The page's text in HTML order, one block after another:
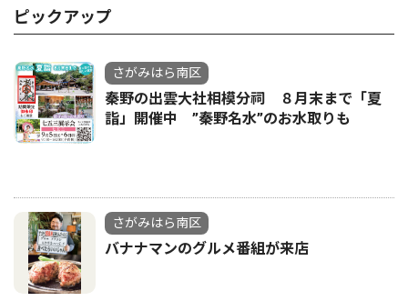
ピックアップ
さがみはら南区
秦野の出雲大社相模分祠 ８月末まで「夏
詣」開催中 ”秦野名水”のお水取りも
さがみはら南区
バナナマンのグルメ番組が来店